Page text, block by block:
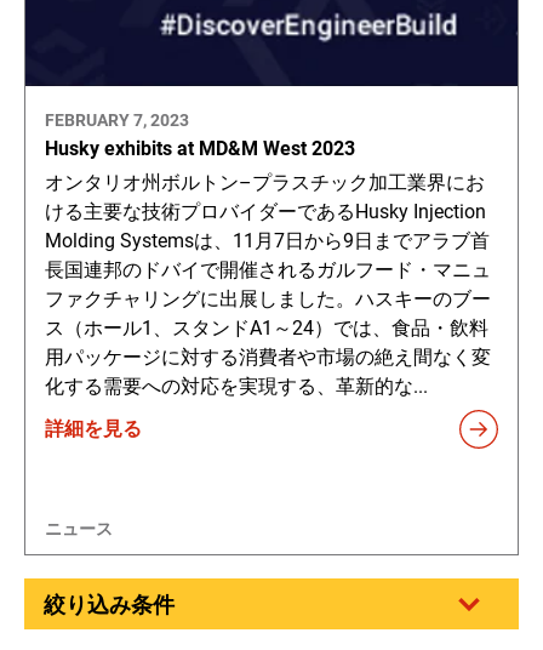
FEBRUARY 7, 2023
Husky exhibits at MD&M West 2023
オンタリオ州ボルトン–プラスチック加工業界にお
ける主要な技術プロバイダーであるHusky Injection
Molding Systemsは、11月7日から9日までアラブ首
長国連邦のドバイで開催されるガルフード・マニュ
ファクチャリングに出展しました。ハスキーのブー
ス（ホール1、スタンドA1～24）では、食品・飲料
用パッケージに対する消費者や市場の絶え間なく変
化する需要への対応を実現する、革新的な...
詳細を見る
ニュース
絞り込み条件